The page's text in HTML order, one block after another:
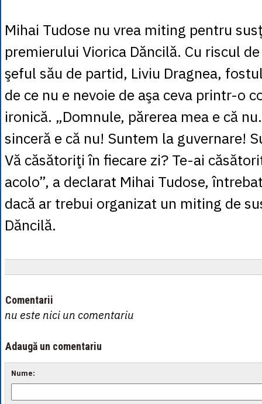
1 MDL = 0.2538
= 0.2227
1 NOK= 0.4191
1 PLN
= 1.1646
1 RSD= 0.0425
1 RUB= 0.0530
1 SEK = 0.4526
1 TRY = 0.1141
1 UAH = 0.1048
1 XDR= 5.9383
1 ZAR = 0.2318
Mihai Tudose nu vrea miting pentru
premierului Viorica Dăncilă. Cu riscul
şeful său de partid, Liviu Dragnea,
de ce nu e nevoie de aşa ceva printr-o
ironică. „Domnule, părerea mea e că
sinceră e că nu! Suntem la guvernare!
Vă căsătoriţi în fiecare zi? Te-ai
acolo”, a declarat Mihai Tudose,
dacă ar trebui organizat un miting de
Dăncilă.
Comentarii
nu este nici un comentariu
Adaugă un comentariu
Nume: